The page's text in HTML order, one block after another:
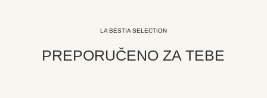
LA BESTIA SELECTION
PREPORUČENO ZA TEBE